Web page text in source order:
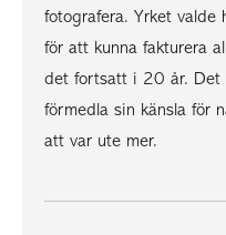
fotografera. Yrket valde
för att kunna fakturera
det fortsatt i 20 år. Det
förmedla sin känsla för
att var ute mer.